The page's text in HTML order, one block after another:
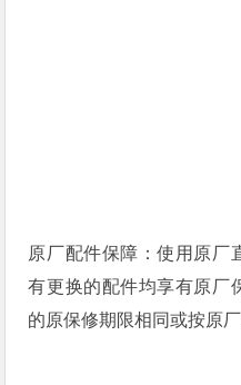
原厂配件保障：使用原厂
有更换的配件均享有原厂
的原保修期限相同或按原厂